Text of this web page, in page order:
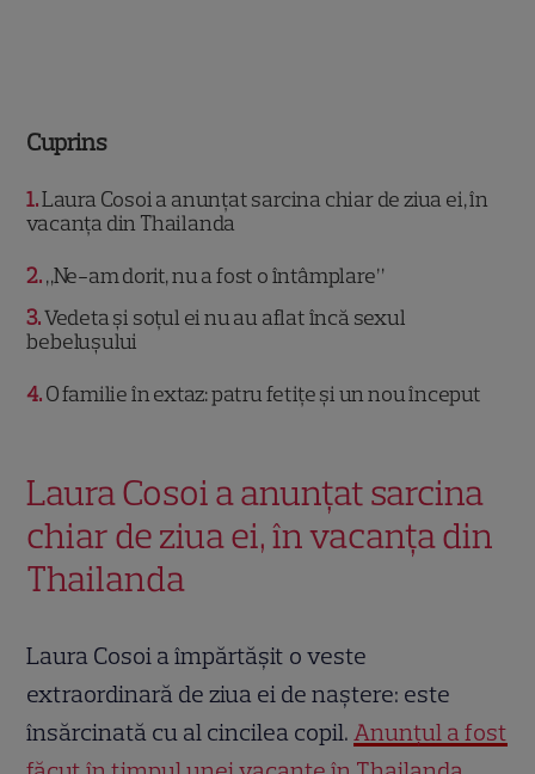
Cuprins
1 Laura Cosoi a anunțat sarcina chiar de ziua ei, în
vacanța din Thailanda
2 „Ne-am dorit, nu a fost o întâmplare”
3 Vedeta și soțul ei nu au aflat încă sexul
bebelușului
4 O familie în extaz: patru fetițe și un nou început
Laura Cosoi a anunțat sarcina
chiar de ziua ei, în vacanța din
Thailanda
Laura Cosoi a împărtășit o veste
extraordinară de ziua ei de naștere: este
însărcinată cu al cincilea copil.Anunțul a fost